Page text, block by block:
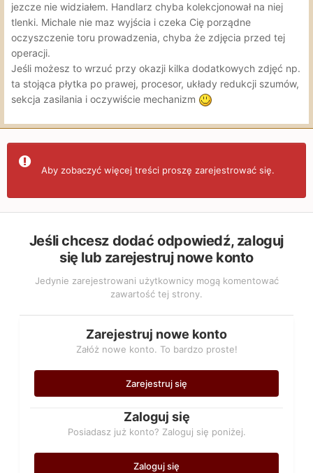
jezcze nie widziałem. Handlarz chyba kolekcjonował na niej
tlenki. Michale nie maz wyjścia i czeka Cię porządne
oczyszczenie toru prowadzenia, chyba że zdjęcia przed tej
operacji.
Jeśli możesz to wrzuć przy okazji kilka dodatkowych zdjęć np.
ta stojąca płytka po prawej, procesor, układy redukcji szumów,
sekcja zasilania i oczywiście mechanizm
Aby zobaczyć więcej treści proszę zarejestrować się.
Jeśli chcesz dodać odpowiedź, zaloguj
się lub zarejestruj nowe konto
Jedynie zarejestrowani użytkownicy mogą komentować
zawartość tej strony.
Zarejestruj nowe konto
Załóż nowe konto. To bardzo proste!
Zarejestruj się
Zaloguj się
Posiadasz już konto? Zaloguj się poniżej.
Zaloguj się